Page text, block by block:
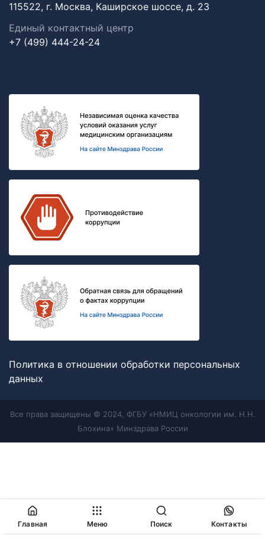
115522, г. Москва, Каширское шоссе, д. 23
Единый контактный центр
+7 (499) 444-24-24
Политика в отношении обработки персональных
данных
Все права защищены © 2024, ФГБУ «НМИЦ онкологии им. Н.Н.
Блохина» Минздрава России
Главная Меню Поиск Контакты